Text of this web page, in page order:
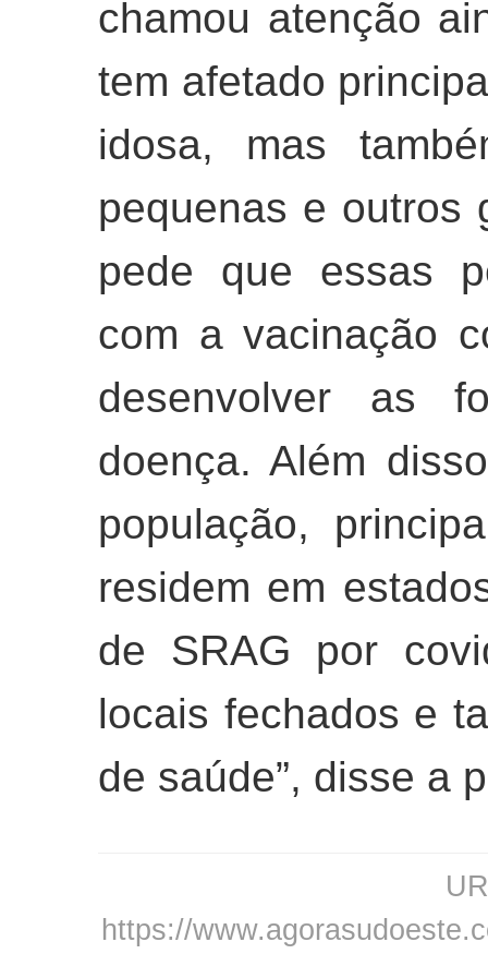
chamou atenção
tem afetado
idosa, mas
pequenas e outros
pede que essas
com a vacinação
desenvolver as
doença. Além
população,
residem em
de SRAG por
locais fechados e
de saúde”, disse a
https://